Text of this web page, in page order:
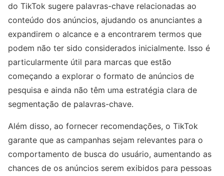
do TikTok sugere palavras-chave relacionadas ao
conteúdo dos anúncios, ajudando os anunciantes a
expandirem o alcance e a encontrarem termos que
podem não ter sido considerados inicialmente. Isso é
particularmente útil para marcas que estão
começando a explorar o formato de anúncios de
pesquisa e ainda não têm uma estratégia clara de
segmentação de palavras-chave.
Além disso, ao fornecer recomendações, o TikTok
garante que as campanhas sejam relevantes para o
comportamento de busca do usuário, aumentando as
chances de os anúncios serem exibidos para pessoas